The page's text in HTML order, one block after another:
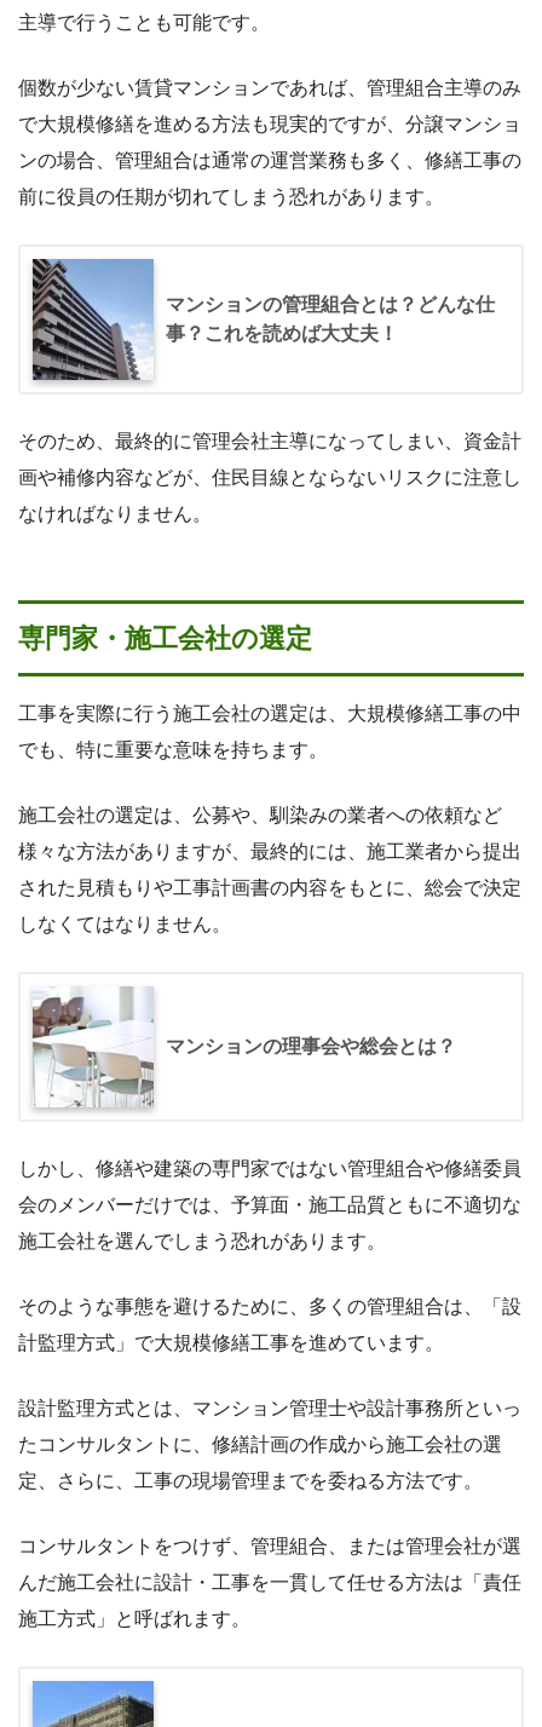
主導で行うことも可能です。
個数が少ない賃貸マンションであれば、管理組合主導のみ
で大規模修繕を進める方法も現実的ですが、分譲マンショ
ンの場合、管理組合は通常の運営業務も多く、修繕工事の
前に役員の任期が切れてしまう恐れがあります。
マンションの管理組合とは？どんな仕
事？これを読めば大丈夫！
そのため、最終的に管理会社主導になってしまい、資金計
画や補修内容などが、住民目線とならないリスクに注意し
なければなりません。
専門家・施工会社の選定
工事を実際に行う施工会社の選定は、大規模修繕工事の中
でも、特に重要な意味を持ちます。
施工会社の選定は、公募や、馴染みの業者への依頼など
様々な方法がありますが、最終的には、施工業者から提出
された見積もりや工事計画書の内容をもとに、総会で決定
しなくてはなりません。
マンションの理事会や総会とは？
しかし、修繕や建築の専門家ではない管理組合や修繕委員
会のメンバーだけでは、予算面・施工品質ともに不適切な
施工会社を選んでしまう恐れがあります。
そのような事態を避けるために、多くの管理組合は、「設
計監理方式」で大規模修繕工事を進めています。
設計監理方式とは、マンション管理士や設計事務所といっ
たコンサルタントに、修繕計画の作成から施工会社の選
定、さらに、工事の現場管理までを委ねる方法です。
コンサルタントをつけず、管理組合、または管理会社が選
んだ施工会社に設計・工事を一貫して任せる方法は「責任
施工方式」と呼ばれます。